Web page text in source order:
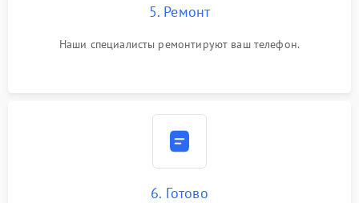
5. Ремонт
Наши специалисты ремонтируют ваш телефон.
6. Готово